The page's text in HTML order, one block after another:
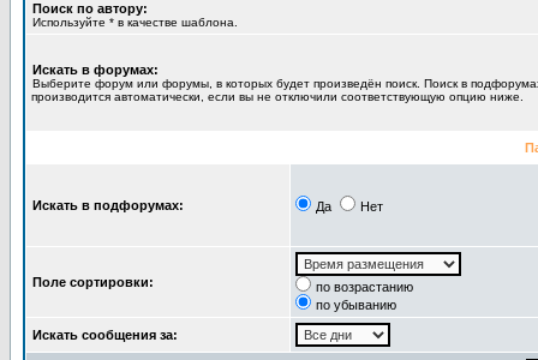
Поиск по автору:
Используйте * в качестве шаблона.
Искать в форумах:
Выберите форум или форумы, в которых будет произведён поиск. Поиск в
производится автоматически, если вы не отключили соответствующую опцию ниже.
Искать в подфорумах: Да Нет
Поле сортировки:
по возрастанию
по убыванию
Искать сообщения за: